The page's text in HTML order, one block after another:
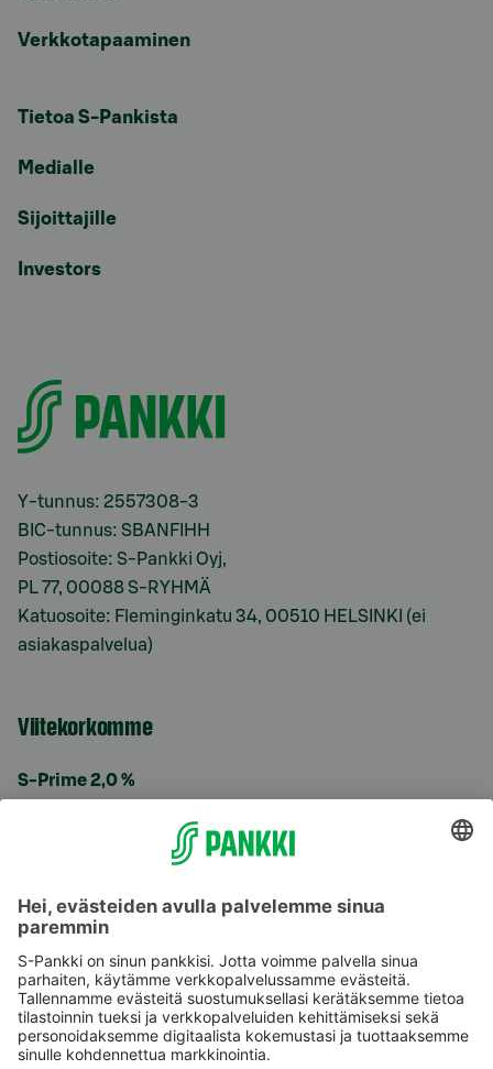
Verkkotapaaminen
Tietoa S-Pankista
Medialle
Sijoittajille
Investors
Y-tunnus: 2557308-3
BIC-tunnus: SBANFIHH
Postiosoite: S-Pankki Oyj,
PL 77, 00088 S-RYHMÄ
Katuosoite: Fleminginkatu 34, 00510 HELSINKI (ei
asiakaspalvelua)
Viitekorkomme
S-Prime 2,0 %
Käyttöehdot